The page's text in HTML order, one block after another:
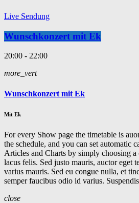
Live Sendung
Wunschkonzert mit Ek
20:00 - 22:00
more_vert
Wunschkonzert mit Ek
Mit Ek
For every Show page the timetable is
the schedule, and you can set automatic
Articles and Charts by simply choosing
lacus felis. Sed justo mauris, auctor eget
varius mauris. Sed eu congue nulla, et
semper faucibus odio id varius.
close